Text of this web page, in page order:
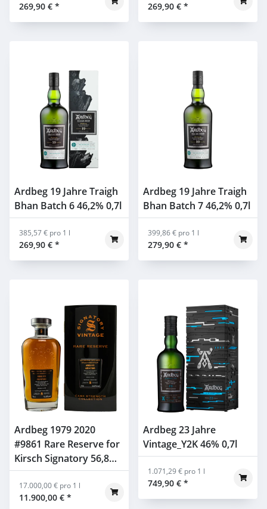
269,90 € * 269,90 € *
Ardbeg 19 Jahre Traigh
Bhan Batch 6 46,2% 0,7l
269,90 € *
385,57 € pro 1 l
Ardbeg 19 Jahre Traigh
Bhan Batch 7 46,2% 0,7l
279,90 € *
399,86 € pro 1 l
Ardbeg 1979 2020
#9861 Rare Reserve for
Kirsch Signatory 56,8%
0,7l
11.900,00 € *
17.000,00 € pro 1 l
Ardbeg 23 Jahre
Vintage_Y2K 46% 0,7l
749,90 € *
1.071,29 € pro 1 l